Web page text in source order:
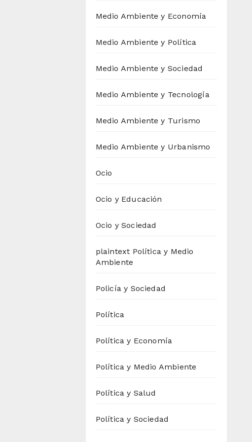
Medio Ambiente y Economía
Medio Ambiente y Política
Medio Ambiente y Sociedad
Medio Ambiente y Tecnología
Medio Ambiente y Turismo
Medio Ambiente y Urbanismo
Ocio
Ocio y Educación
Ocio y Sociedad
plaintext Política y Medio
Ambiente
Policía y Sociedad
Política
Política y Economía
Política y Medio Ambiente
Política y Salud
Política y Sociedad